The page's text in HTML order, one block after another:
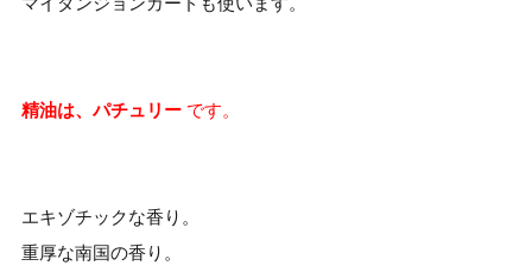
精油は、パチュリーです。
エキゾチックな香り。
重厚な南国の香り。